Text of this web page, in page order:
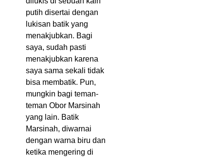
putih disertai dengan
lukisan batik yang
menakjubkan. Bagi
saya, sudah pasti
menakjubkan karena
saya sama sekali tidak
bisa membatik. Pun,
mungkin bagi teman-
teman Obor Marsinah
yang lain. Batik
Marsinah, diwarnai
dengan warna biru dan
ketika mengering di